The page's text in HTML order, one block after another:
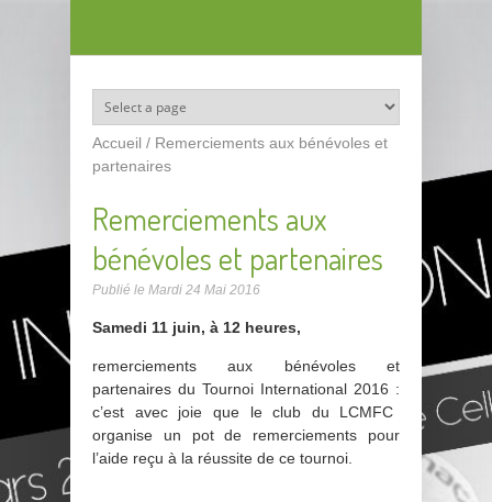
Accueil / Remerciements aux bénévoles et
partenaires
Remerciements aux
bénévoles et partenaires
Publié le Mardi 24 Mai 2016
Samedi 11 juin, à 12 heures,
remerciements aux bénévoles et
partenaires du Tournoi International 2016 :
c’est avec joie que le club du LCMFC
organise un pot de remerciements pour
l’aide reçu à la réussite de ce tournoi.